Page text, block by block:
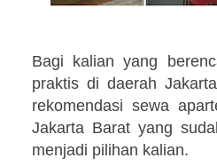
Bagi kalian yang
praktis di daerah
rekomendasi sewa
Jakarta Barat yang
menjadi pilihan kalian.